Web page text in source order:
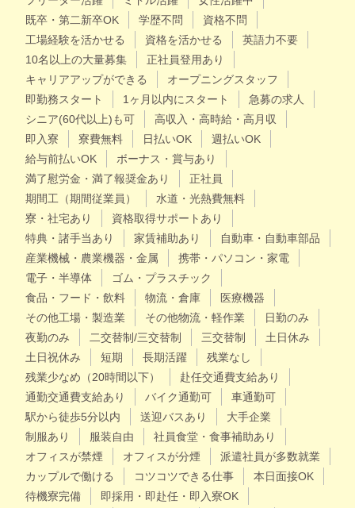
既卒・第二新卒OK
学歴不問
資格不問
工場経験を活かせる
資格を活かせる
英語力不要
10名以上の大量募集
正社員登用あり
キャリアアップができる
オープニングスタッフ
即勤務スタート
1ヶ月以内にスタート
急募の求人
シニア(60代以上)も可
高収入・高時給・高月収
即入寮
寮費無料 日払いOK
週払いOK
給与前払いOK
ボーナス・賞与あり
満了慰労金・満了報奨金あり
正社員
期間工（期間従業員）
水道・光熱費無料
寮・社宅あり
資格取得サポートあり
特典・諸手当あり
家賃補助あり
自動車・自動車部品
産業機械・農業機器・金属
携帯・パソコン・家電
電子・半導体
ゴム・プラスチック
食品・フード・飲料
物流・倉庫
医療機器
その他工場・製造業
その他物流・軽作業
日勤のみ
夜勤のみ
二交替制/三交替制 三交替制
土日休み
土日祝休み
短期 長期活躍
残業なし
残業少なめ（20時間以下）
赴任交通費支給あり
通勤交通費支給あり
バイク通勤可
車通勤可
駅から徒歩5分以内
送迎バスあり
大手企業
制服あり
服装自由
社員食堂・食事補助あり
オフィスが禁煙
オフィスが分煙
派遣社員が多数就業
カップルで働ける
コツコツできる仕事
本日面接OK
待機寮完備
即採用・即赴任・即入寮OK